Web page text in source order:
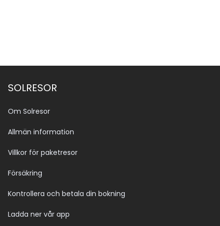
SOLRESOR
Om Solresor
Allmän information
Villkor för paketresor
Försäkring
Kontrollera och betala din bokning
Ladda ner vår app